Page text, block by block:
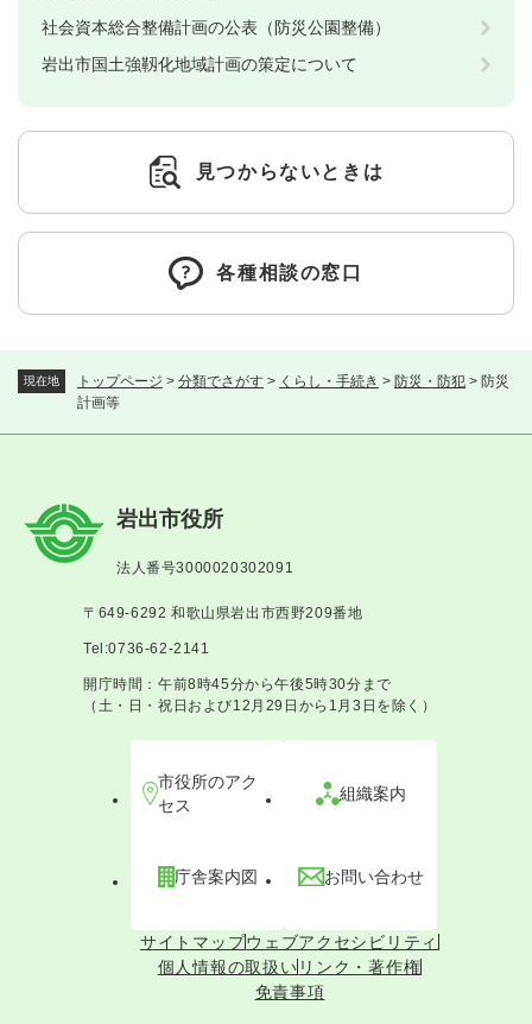
現在地 トップページ > 分類でさがす > くらし・手続き > 防災・防犯 > 防災
計画等
社会資本総合整備計画の公表（防災公園整備）
岩出市国土強靱化地域計画の策定について
見つからないときは
各種相談の窓口
岩出市役所
法人番号3000020302091
〒649-6292 和歌山県岩出市西野209番地
Tel:0736-62-2141
開庁時間：午前8時45分から午後5時30分まで
（土・日・祝日および12月29日から1月3日を除く）
市役所のアク
セス
組織案内
庁舎案内図 お問い合わせ
サイトマップウェブアクセシビリティ
個人情報の取扱い リンク・著作権
免責事項